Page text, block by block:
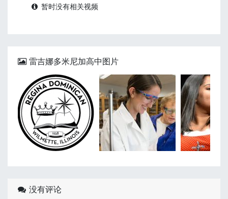
暂时没有相关视频
雷吉娜多米尼加高中图片
没有评论